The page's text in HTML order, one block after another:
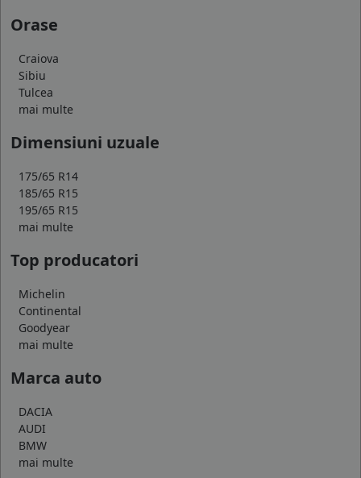
Orase
Craiova
Sibiu
Tulcea
mai multe
Dimensiuni uzuale
175/65 R14
185/65 R15
195/65 R15
mai multe
Top producatori
Michelin
Continental
Goodyear
mai multe
Marca auto
DACIA
AUDI
BMW
mai multe